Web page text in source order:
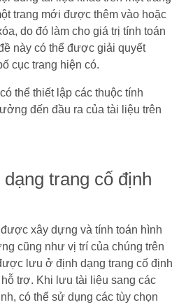
trang mới được thêm vào hoặc
do đó làm cho giá trị tính toán
này có thể được giải quyết
cục trang hiện có.
thể thiết lập các thuộc tính
đến đầu ra của tài liệu trên
trang cố định
xây dựng và tính toán hình
cũng như vị trí của chúng trên
lưu ở định dạng trang cố định
trợ. Khi lưu tài liệu sang các
có thể sử dụng các tùy chọn